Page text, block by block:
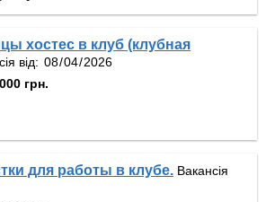
хостес в клуб (клубная
від:
грн.
для работы в клубе. Вакансія